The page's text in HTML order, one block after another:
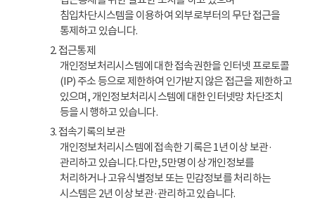
침입차단시스템을 이용하여 외부로부터의 무단 접근을
통제하고 있습니다.
2. 접근통제
개인정보처리시스템에 대한 접속권한을 인터넷 프로토콜
(IP) 주소 등으로 제한하여 인가받지 않은 접근을 제한하고
있으며, 개인정보처리시스템에 대한 인터넷망 차단조치
등을 시행하고 있습니다.
3. 접속기록의 보관
개인정보처리시스템에 접속한 기록은 1년 이상 보관·
관리하고 있습니다. 다만, 5만명 이상 개인정보를
처리하거나 고유식별정보 또는 민감정보를 처리하는
시스템은 2년 이상 보관·관리하고 있습니다.